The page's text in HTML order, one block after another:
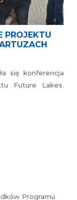
PROJEKTU
się konferencja
Future Lakes.
Programu